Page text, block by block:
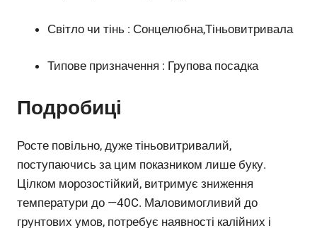
Світло чи тінь : Сонцелюбна,Тіньовитривала
Типове призначення : Групова посадка
Подробиці
Росте повільно, дуже тіньовитривалий,
поступаючись за цим показником лише буку.
Цілком морозостійкий, витримує зниження
температури до —40C. Маловимогливий до
грунтових умов, потребує наявності калійних і